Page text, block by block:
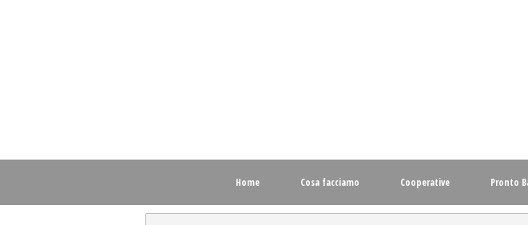
Home Cosa facciamo Cooperative Pronto